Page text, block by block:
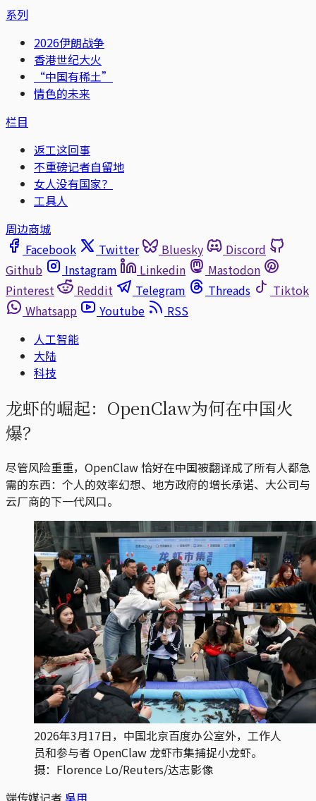
系列
2026伊朗战争
香港世纪大火
“中国有稀土”
情色的未来
栏目
返工这回事
不重磅记者自留地
女人没有国家？
工具人
周边商城
Facebook
Twitter Bluesky
Discord
Github
Instagram Linkedin
Mastodon
Pinterest
Reddit Telegram Threads
Tiktok
Whatsapp
Youtube
RSS
人工智能
大陆
科技
龙虾的崛起：OpenClaw为何在中国火
爆？
尽管风险重重，OpenClaw 恰好在中国被翻译成了所有人都急
需的东西：个人的效率幻想、地方政府的增长承诺、大公司与
云厂商的下一代风口。
2026年3月17日，中国北京百度办公室外，工作人
员和参与者 OpenClaw 龙虾市集捕捉小龙虾。
摄：Florence Lo/Reuters/达志影像
端传媒记者 吳用